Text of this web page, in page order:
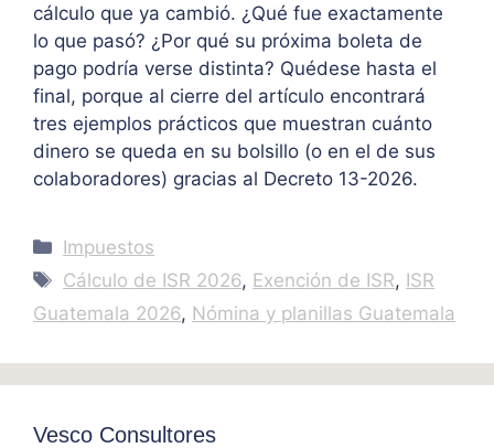
cálculo que ya cambió. ¿Qué fue exactamente
lo que pasó? ¿Por qué su próxima boleta de
pago podría verse distinta? Quédese hasta el
final, porque al cierre del artículo encontrará
tres ejemplos prácticos que muestran cuánto
dinero se queda en su bolsillo (o en el de sus
colaboradores) gracias al Decreto 13-2026.
Categories
Impuestos
Tags
Cálculo de ISR 2026, Exención de ISR, ISR
Guatemala 2026, Nómina y planillas Guatemala
Vesco Consultores